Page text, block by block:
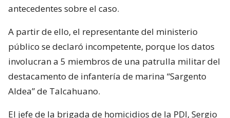
antecedentes sobre el caso.
A partir de ello, el representante del ministerio
público se declaró incompetente, porque los datos
involucran a 5 miembros de una patrulla militar del
destacamento de infantería de marina “Sargento
Aldea” de Talcahuano.
El jefe de la brigada de homicidios de la PDI, Sergio